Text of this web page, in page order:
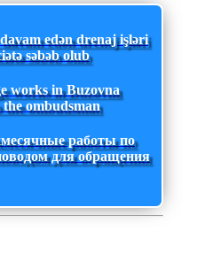
edən drenaj işləri
səbəb olub
works in Buzovna
ombudsman
работы по
для обращения